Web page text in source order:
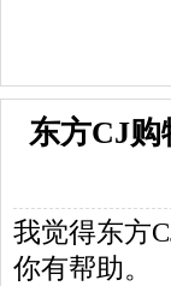
东方CJ购
我觉得东方
你有帮助。